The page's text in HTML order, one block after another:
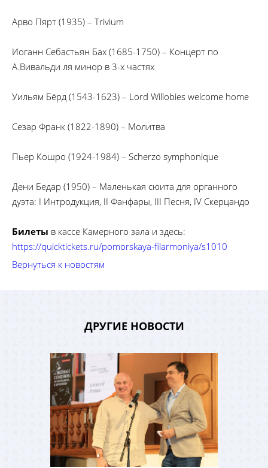
Арво Пярт (1935) – Trivium
Иоганн Себастьян Бах (1685-1750) – Концерт по
А.Вивальди ля минор в 3-х частях
Уильям Бёрд (1543-1623) – Lord Willobies welcome home
Сезар Франк (1822-1890) – Молитва
Пьер Кошро (1924-1984) – Scherzo symphonique
Дени Бедар (1950) – Маленькая сюита для органного
дуэта: I Интродукция, II Фанфары, III Песня, IV Скерцандо
Билеты в кассе Камерного зала и здесь:
https://quicktickets.ru/pomorskaya-filarmoniya/s1010
Вернуться к новостям
ДРУГИЕ НОВОСТИ